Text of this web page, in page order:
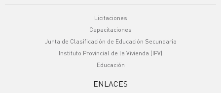
Licitaciones
Capacitaciones
Junta de Clasificación de Educación Secundaria
Instituto Provincial de la Vivienda (IPV)
Educación
ENLACES